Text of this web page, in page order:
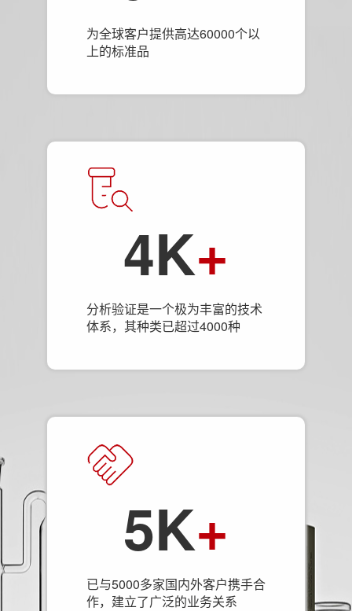
为全球客户提供高达60000个以
上的标准品
4K+
分析验证是一个极为丰富的技术
体系，其种类已超过4000种
5K+
已与5000多家国内外客户携手合
作，建立了广泛的业务关系